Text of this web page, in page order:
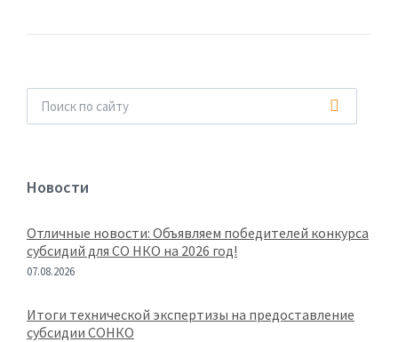
Новости
Отличные новости: Объявляем победителей конкурса
субсидий для СО НКО на 2026 год!
07.08.2026
Итоги технической экспертизы на предоставление
субсидии СОНКО